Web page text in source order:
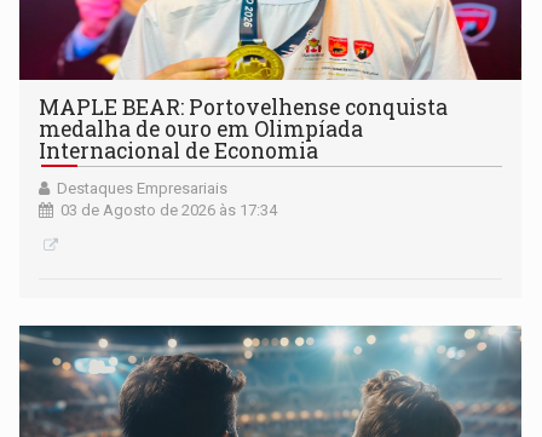
MAPLE BEAR: Portovelhense conquista
medalha de ouro em Olimpíada
Internacional de Economia
Destaques Empresariais
03 de Agosto de 2026 às 17:34